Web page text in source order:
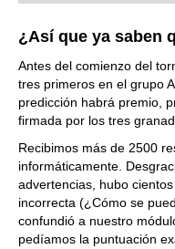
train more efficiently,
¿Así que ya saben
Antes del comienzo del
tres primeros en el grupo
predicción habrá premio,
firmada por los tres
Recibimos más de 2500
informáticamente.
advertencias, hubo
incorrecta (¿Cómo se
confundió a nuestro
pedíamos la puntuación